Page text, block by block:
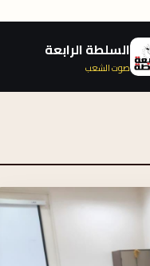
السلطة الرابعة
صوت الشعب